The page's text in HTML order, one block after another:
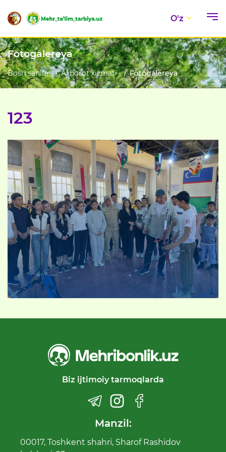
O'z
Fotogalereya
Bosh sahifa Axborot xizmati Fotogalereya
123
Biz ijtimoiy tarmoqlarda
Manzil:
00017, Toshkent shahri, Sharof Rashidov